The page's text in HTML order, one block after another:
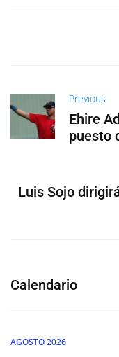
Previous
Ehire
puesto
Luis Sojo
Calendario
AGOSTO 2026